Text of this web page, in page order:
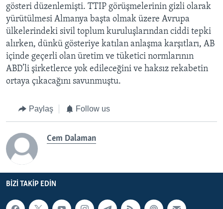
gösteri düzenlemişti. TTIP görüşmelerinin gizli olarak
yürütülmesi Almanya başta olmak üzere Avrupa
ülkelerindeki sivil toplum kuruluşlarından ciddi tepki
alırken, dünkü gösteriye katılan anlaşma karşıtları, AB
içinde geçerli olan üretim ve tüketici normlarının
ABD’li şirketlerce yok edileceğini ve haksız rekabetin
ortaya çıkacağını savunmuştu.
Paylaş Follow us
Cem Dalaman
BIZI TAKIP EDIN